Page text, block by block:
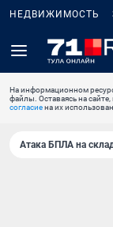
НЕДВИЖИМОСТЬ
На информационном
файлы. Оставаясь на
согласиена их
Атака БПЛА на